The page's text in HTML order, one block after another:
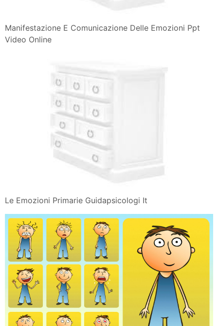
Manifestazione E Comunicazione Delle Emozioni Ppt
Video Online
Le Emozioni Primarie Guidapsicologi It